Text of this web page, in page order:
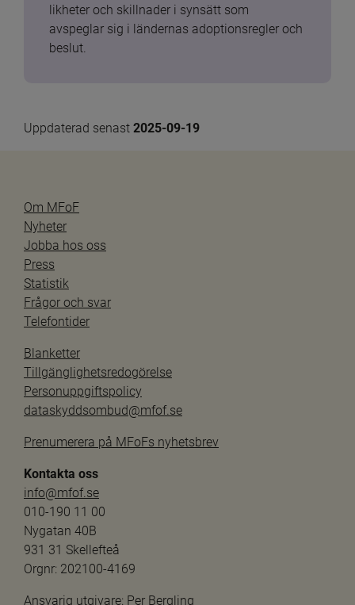
likheter och skillnader i synsätt som
avspeglar sig i ländernas adoptionsregler och
beslut.
Uppdaterad senast 2025-09-19
Om MFoF
Nyheter
Jobba hos oss
Press
Statistik
Frågor och svar
Telefontider
Blanketter
Tillgänglighetsredogörelse
Personuppgiftspolicy
dataskyddsombud@mfof.se
Prenumerera på MFoFs nyhetsbrev
Kontakta oss
info@mfof.se
010-190 11 00
Nygatan 40B
931 31 Skellefteå
Orgnr: 202100-4169
Ansvarig utgivare: Per Bergling